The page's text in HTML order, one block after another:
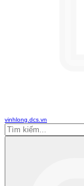
vinhlong.dcs.vn